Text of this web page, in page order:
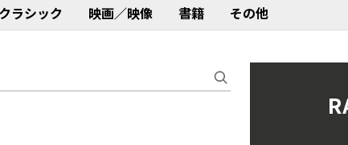
クラシック 映画／映像 書籍 その他